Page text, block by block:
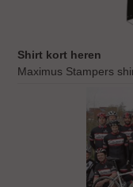
Shirt kort heren
Maximus Stampers